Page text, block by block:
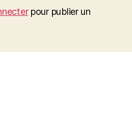
pour publier un